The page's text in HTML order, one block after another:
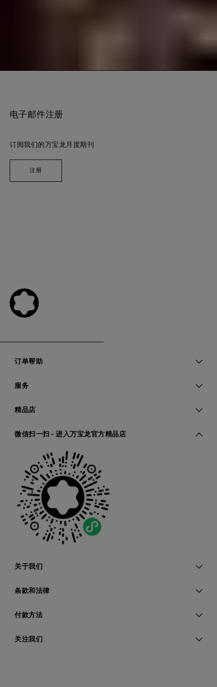
电子邮件注册
订阅我们的万宝龙月度期刊
注册
订单帮助
服务
精品店
微信扫一扫 - 进入万宝龙官方精品店
关于我们
条款和法律
付款方法
关注我们